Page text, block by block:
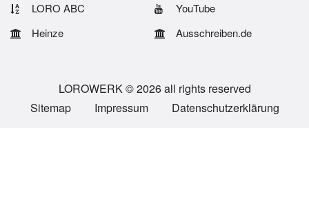
LORO ABC
YouTube
Heinze
Ausschreiben.de
LOROWERK © 2026 all rights reserved
Sitemap
Impressum Datenschutzerklärung